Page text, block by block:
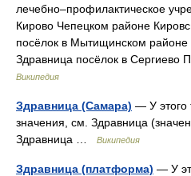
лечебно–профилактическое
Кирово Чепецком районе
посёлок в Мытищинском районе
Здравница посёлок в
Википедия
Здравница (Самара) — У этого
значения, см. Здравница
Здравница …
Википедия
Здравница (платформа) — У